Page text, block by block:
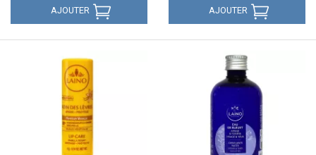
AJOUTER AJOUTER